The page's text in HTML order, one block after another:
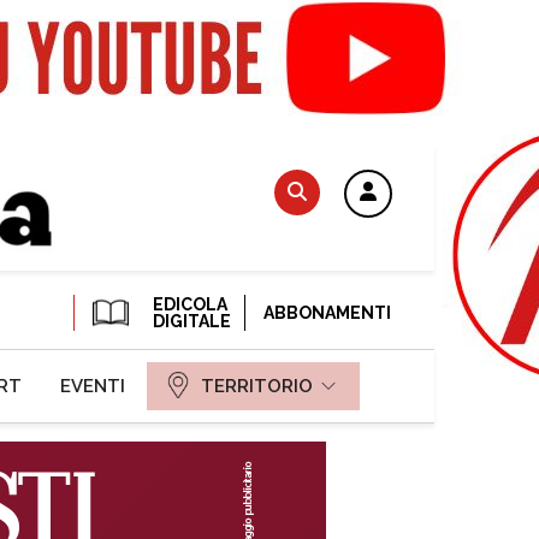
EDICOLA
DIGITALE
ABBONAMENTI
EVENTI TERRITORIO